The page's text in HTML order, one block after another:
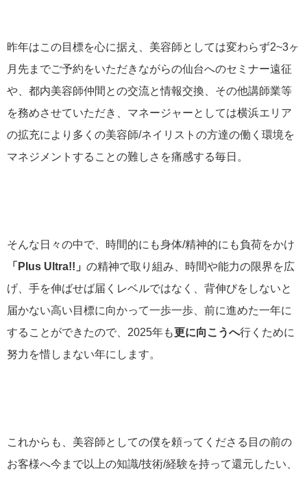
昨年はこの目標を心に据え、美容師としては変わらず2~3ヶ
月先までご予約をいただきながらの仙台へのセミナー遠征
や、都内美容師仲間との交流と情報交換、その他講師業等
を務めさせていただき、マネージャーとしては横浜エリア
の拡充により多くの美容師/ネイリストの方達の働く環境を
マネジメントすることの難しさを痛感する毎日。
そんな日々の中で、時間的にも身体/精神的にも負荷をかけ
「Plus Ultra!! 」 の精神で取り組み、時間や能力の限界を広
げ、手を伸ばせば届くレベルではなく、背伸びをしないと
届かない高い目標に向かって一歩一歩、前に進めた一年に
することができたので、2025年も更に向こうへ行くために
努力を惜しまない年にします。
これからも、美容師としての僕を頼ってくださる目の前の
お客様へ今まで以上の知識/技術/経験を持って還元したい、